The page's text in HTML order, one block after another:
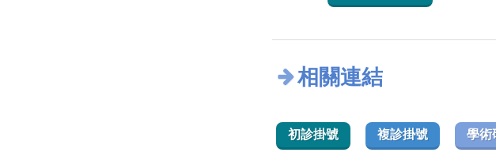
相關連結
初診掛號 複診掛號 學術